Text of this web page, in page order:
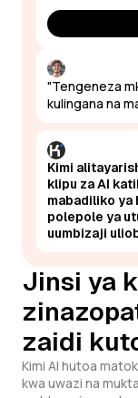
"Tengeneza
kulingana na
Kimi
klipu za AI
mabadiliko ya
polepole ya
uumbizaji
Jinsi ya
zaidi
Kimi AI hutoa
kwa uwazi na